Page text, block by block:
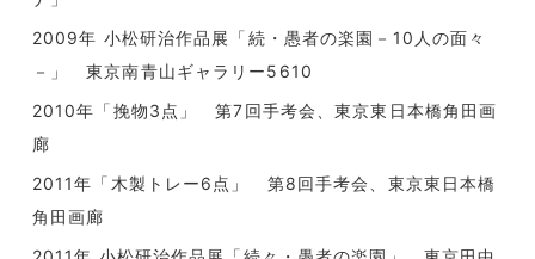
2009年 小松研治作品展「続・愚者の楽園－10人の面々
－」 東京南青山ギャラリー5610
2010年「挽物3点」 第7回手考会、東京東日本橋角田画
廊
2011年「木製トレー6点」 第8回手考会、東京東日本橋
角田画廊